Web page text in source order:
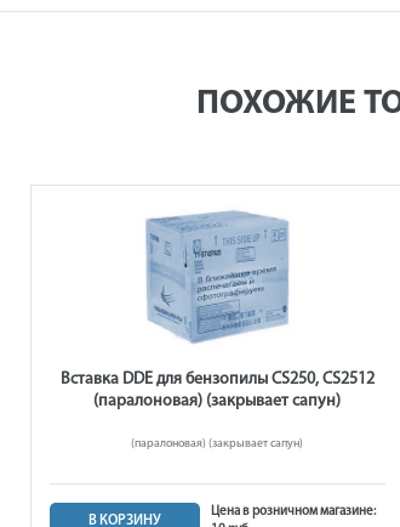
ПОХОЖИЕ
Вставка DDE для бензопилы CS250, CS2512
(паралоновая) (закрывает сапун)
(паралоновая) (закрывает сапун)
В КОРЗИНУ
Цена в розничном магазине: